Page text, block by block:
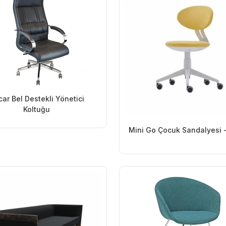
Bel Destekli Yönetici
Koltuğu
Mini Go Çocuk Sandalyesi